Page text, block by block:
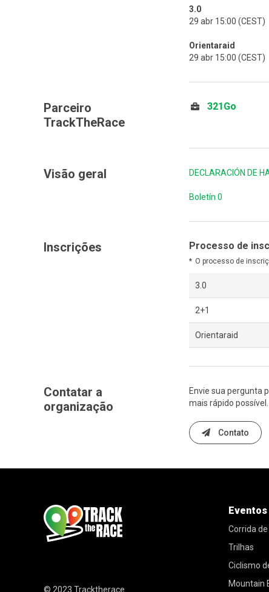
3.0
29 abr 15:00 (CEST)
Orientaraid
29 abr 15:00 (CEST)
Parceiro
TrackTheRace
321Go
Visão geral DECLARACIÓN DE
Boletín 0
Inscrições Processo de
O processo de
3.0
2+1
Orientaraid
Contatar a
organização
Envie sua pergunta
mais rápido possível.
Contato
© 2023 Tracktherace
Eventos
Corrida
Trilhas
Ciclismo
Mountain